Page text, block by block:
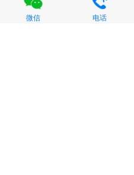
微信 电话